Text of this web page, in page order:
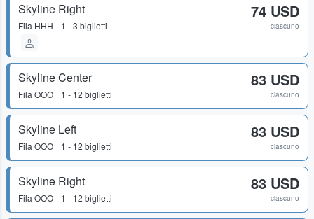
Skyline Right
Fila HHH 1 - 3 biglietti
74 USD
ciascuno
Skyline Center
Fila OOO 1 - 12 biglietti
83 USD
ciascuno
Skyline Left
Fila OOO 1 - 12 biglietti
83 USD
ciascuno
Skyline Right
Fila OOO 1 - 12 biglietti
83 USD
ciascuno